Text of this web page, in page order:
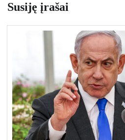
Susiję įrašai